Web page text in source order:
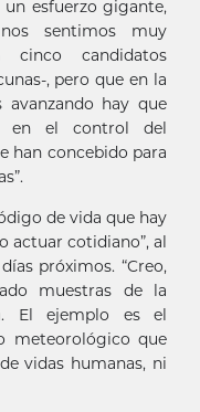
esfuerzo gigante,
sentimos muy
candidatos
, pero que en la
hay que
en el control del
han concebido para
de vida que hay
actuar cotidiano”, al
próximos. “Creo,
muestras de la
El ejemplo es el
meteorológico que
vidas humanas, ni